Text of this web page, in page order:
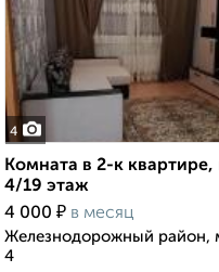
4
Комната в 2-к
4/19 этаж
4 000 ₽ в месяц
Железнодорожный район,
4